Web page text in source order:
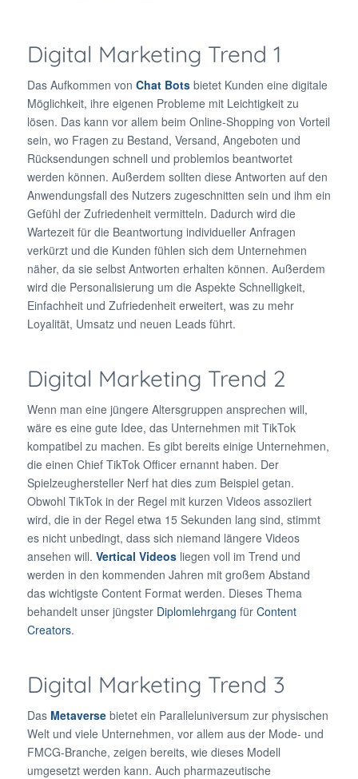
Digital Marketing Trend 1
Das Aufkommen von Chat Botsbietet Kunden eine digitale
Möglichkeit, ihre eigenen Probleme mit Leichtigkeit zu
lösen. Das kann vor allem beim Online-Shopping von Vorteil
sein, wo Fragen zu Bestand, Versand, Angeboten und
Rücksendungen schnell und problemlos beantwortet
werden können. Außerdem sollten diese Antworten auf den
Anwendungsfall des Nutzers zugeschnitten sein und ihm ein
Gefühl der Zufriedenheit vermitteln. Dadurch wird die
Wartezeit für die Beantwortung individueller Anfragen
verkürzt und die Kunden fühlen sich dem Unternehmen
näher, da sie selbst Antworten erhalten können. Außerdem
wird die Personalisierung um die Aspekte Schnelligkeit,
Einfachheit und Zufriedenheit erweitert, was zu mehr
Loyalität, Umsatz und neuen Leads führt.
Digital Marketing Trend 2
Wenn man eine jüngere Altersgruppen ansprechen will,
wäre es eine gute Idee, das Unternehmen mit TikTok
kompatibel zu machen. Es gibt bereits einige Unternehmen,
die einen Chief TikTok Officer ernannt haben. Der
Spielzeughersteller Nerf hat dies zum Beispiel getan.
Obwohl TikTok in der Regel mit kurzen Videos assoziiert
wird, die in der Regel etwa 15 Sekunden lang sind, stimmt
es nicht unbedingt, dass sich niemand längere Videos
ansehen will. Vertical Videosliegen voll im Trend und
werden in den kommenden Jahren mit großem Abstand
das wichtigste Content Format werden. Dieses Thema
behandelt unser jüngster Diplomlehrgang für Content
Creators.
Digital Marketing Trend 3
Das Metaversebietet ein Paralleluniversum zur physischen
Welt und viele Unternehmen, vor allem aus der Mode- und
FMCG-Branche, zeigen bereits, wie dieses Modell
umgesetzt werden kann. Auch pharmazeutische